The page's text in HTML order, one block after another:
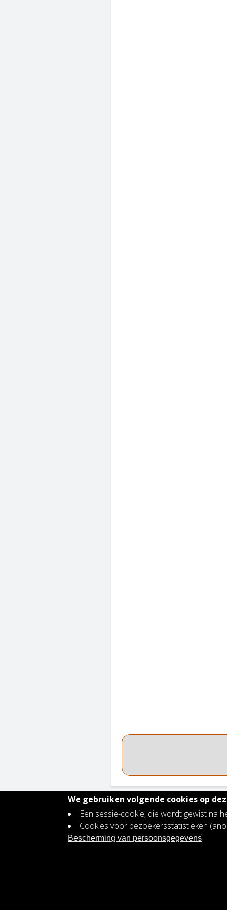
Footer
menu
Contact
Vacatures
Bescherming persoonsgegevens
We gebruiken volgende cookies op
Een sessie-cookie, die wordt gewist na
Cookies voor bezoekersstatistieken
Bescherming van persoonsgegevens